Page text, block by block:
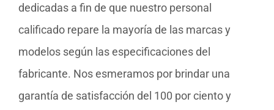
dedicadas a fin de que nuestro personal
calificado repare la mayoría de las marcas y
modelos según las especificaciones del
fabricante. Nos esmeramos por brindar una
garantía de satisfacción del 100 por ciento y